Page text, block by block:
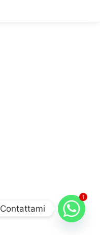
1
Contattami